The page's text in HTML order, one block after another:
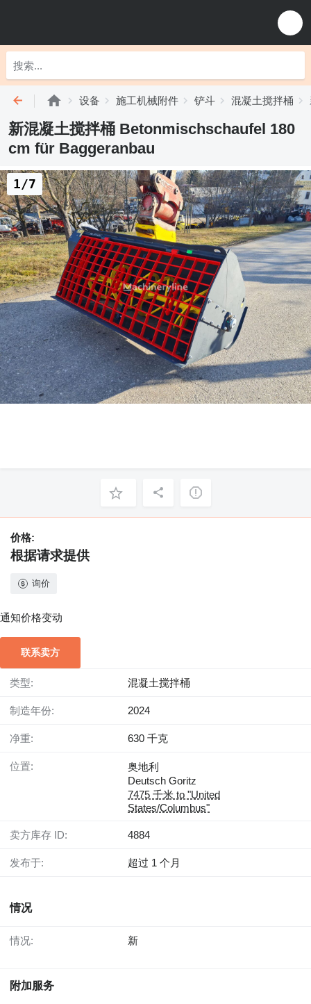
设备 施工机械附件 铲斗 混凝土搅拌桶
新混凝土搅拌桶 Betonmischschaufel 180
cm für Baggeranbau
1/7
价格:
根据请求提供
询价
通知价格变动
联系卖方
类型: 混凝土搅拌桶
制造年份: 2024
净重: 630 千克
位置:
奥地利
Deutsch Goritz
7475 千米 to "United
States/Columbus"
卖方库存 ID: 4884
发布于: 超过 1 个月
情况
情况: 新
附加服务